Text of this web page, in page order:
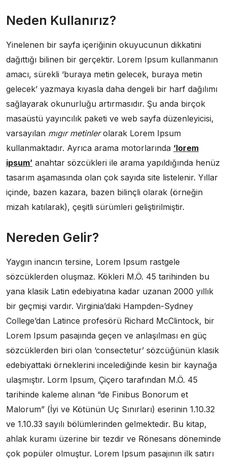
Neden Kullanırız?
Yinelenen bir sayfa içeriğinin okuyucunun dikkatini
dağıttığı bilinen bir gerçektir. Lorem Ipsum kullanmanın
amacı, sürekli ‘buraya metin gelecek, buraya metin
gelecek’ yazmaya kıyasla daha dengeli bir harf dağılımı
sağlayarak okunurluğu artırmasıdır. Şu anda birçok
masaüstü yayıncılık paketi ve web sayfa düzenleyicisi,
varsayılan mıgır metinlerolarak Lorem Ipsum
kullanmaktadır. Ayrıca arama motorlarında ‘lorem
ipsum’ anahtar sözcükleri ile arama yapıldığında henüz
tasarım aşamasında olan çok sayıda site listelenir. Yıllar
içinde, bazen kazara, bazen bilinçli olarak (örneğin
mizah katılarak), çeşitli sürümleri geliştirilmiştir.
Nereden Gelir?
Yaygın inancın tersine, Lorem Ipsum rastgele
sözcüklerden oluşmaz. Kökleri M.Ö. 45 tarihinden bu
yana klasik Latin edebiyatına kadar uzanan 2000 yıllık
bir geçmişi vardır. Virginia’daki Hampden-Sydney
College’dan Latince profesörü Richard McClintock, bir
Lorem Ipsum pasajında geçen ve anlaşılması en güç
sözcüklerden biri olan ‘consectetur’ sözcüğünün klasik
edebiyattaki örneklerini incelediğinde kesin bir kaynağa
ulaşmıştır. Lorm Ipsum, Çiçero tarafından M.Ö. 45
tarihinde kaleme alınan “de Finibus Bonorum et
Malorum” (İyi ve Kötünün Uç Sınırları) eserinin 1.10.32
ve 1.10.33 sayılı bölümlerinden gelmektedir. Bu kitap,
ahlak kuramı üzerine bir tezdir ve Rönesans döneminde
çok popüler olmuştur. Lorem Ipsum pasajının ilk satırı